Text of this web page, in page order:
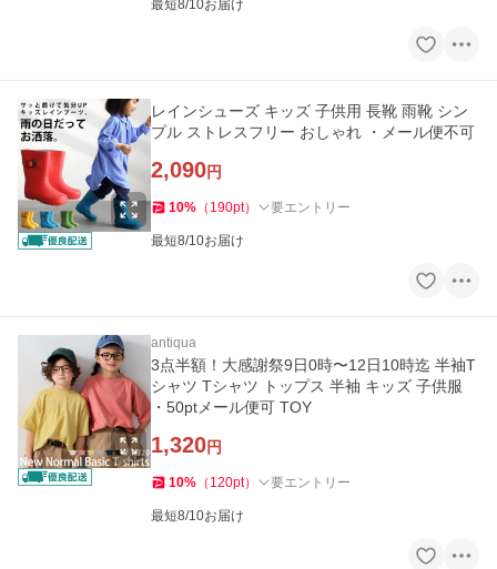
最短8/10お届け
レインシューズ キッズ 子供用 長靴 雨靴 シン
プル ストレスフリー おしゃれ ・メール便不可
2,090円
10% （ 190pt） 要エントリー
最短8/10お届け
antiqua
3点半額！大感謝祭9日0時〜12日10時迄 半袖T
シャツ Tシャツ トップス 半袖 キッズ 子供服
・50ptメール便可 TOY
1,320円
10% （ 120pt） 要エントリー
最短8/10お届け